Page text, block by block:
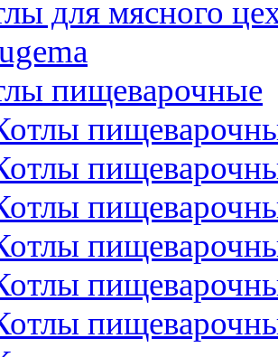
для мясного
пищеварочные